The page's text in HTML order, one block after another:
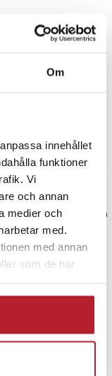
Om
innehållet
funktioner
Vi
och annan
medier och
med.
med annan
som de har
ej medföljde någon
Verified by Trustvoice